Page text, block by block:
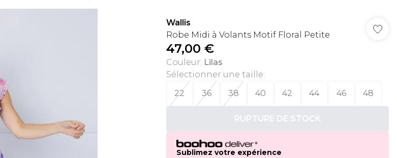
Wallis
Robe Midi à Volants Motif Floral Petite
47,00 €
Couleur: Lilas
Sélectionner une taille:
22
36 38 40 42 44 46 48
RUPTURE DE STOCK
Sublimez votre expérience